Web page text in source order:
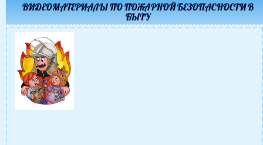
ВИДЕОМАТЕРИАЛЫ ПО ПОЖАРНОЙ БЕЗОПАСНОСТИ В
БЫТУ